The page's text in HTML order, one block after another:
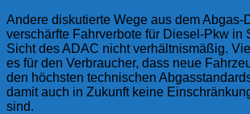
Andere diskutierte Wege aus dem Abgas-
verschärfte Fahrverbote für Diesel-Pkw in
Sicht des ADAC nicht verhältnismäßig.
es für den Verbraucher, dass neue
den höchsten technischen
damit auch in Zukunft keine
sind.